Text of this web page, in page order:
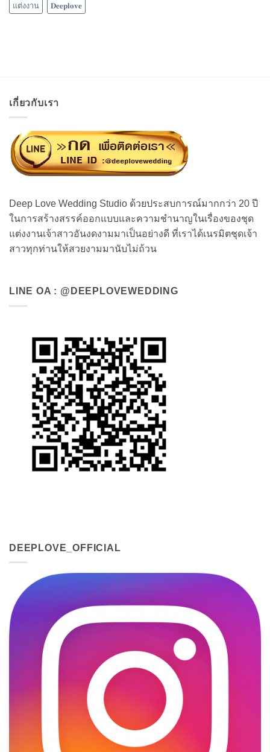
แต่งงาน 𝐃𝐞𝐞𝐩𝐥𝐨𝐯𝐞
เกี่ยวกับเรา
Deep Love Wedding Studio ด้วยประสบการณ์มากกว่า 20 ปี
ในการสร้างสรรค์ออกแบบและความชำนาญในเรื่องของชุด
แต่งงานเจ้าสาวอันงดงามมาเป็นอย่างดี ที่เราได้เนรมิตชุดเจ้า
สาวทุกท่านให้สวยงามมานับไม่ถ้วน
LINE OA : @DEEPLOVEWEDDING
DEEPLOVE_OFFICIAL